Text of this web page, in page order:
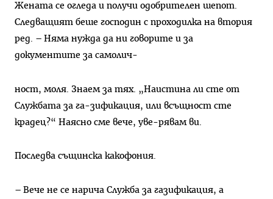
Жената се огледа и получи одобрителен шепот.
Следващият беше господин с проходилка на втория
ред. – Няма нужда да ни говорите и за
документите за самолич-
ност, моля. Знаем за тях. „Наистина ли сте от
Службата за га-зификация, или всъщност сте
крадец?“ Наясно сме вече, уве-рявам ви.
Последва същинска какофония.
– Вече не се нарича Служба за газификация, а